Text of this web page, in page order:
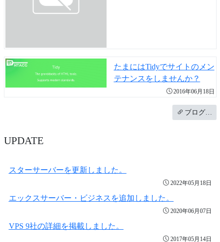
たまにはTidyでサイトのメン
テナンスをしませんか？
2016年06月18日
ブログ…
UPDATE
スターサーバーを更新しました。
2022年05月18日
エックスサーバー・ビジネスを追加しました。
2020年06月07日
VPS 9社の詳細を掲載しました。
2017年05月14日